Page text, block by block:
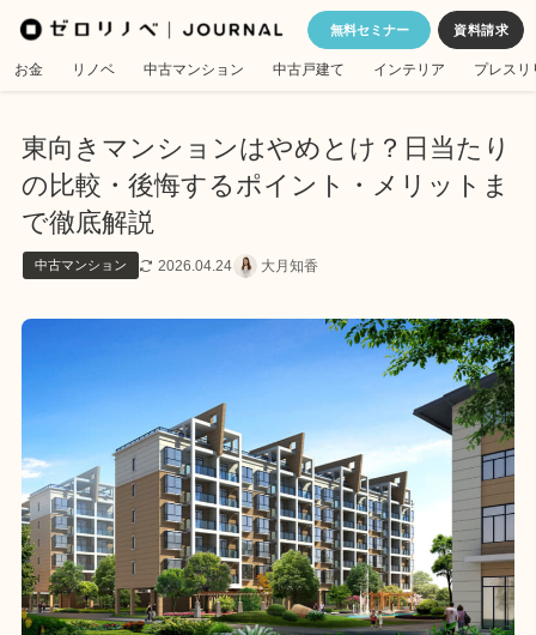
無料セミナー
お金 リノベ 中古マンション 中古戸建て インテリア プレスリ
東向きマンションはやめとけ？日当たり
の比較・後悔するポイント・メリットま
で徹底解説
中古マンション 2026.04.24 大月知香